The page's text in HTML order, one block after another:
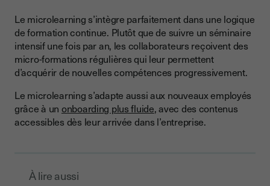
Le microlearning s’intègre parfaitement dans une logique
de formation continue. Plutôt que de suivre un séminaire
intensif une fois par an, les collaborateurs reçoivent des
micro-formations régulières qui leur permettent
d’acquérir de nouvelles compétences progressivement.
Le microlearning s’adapte aussi aux nouveaux employés
grâce à un onboarding plus fluide, avec des contenus
accessibles dès leur arrivée dans l’entreprise.
À lire aussi